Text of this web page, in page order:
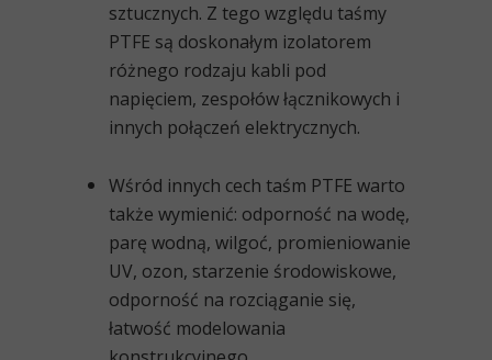
sztucznych. Z tego względu taśmy
PTFE są doskonałym izolatorem
różnego rodzaju kabli pod
napięciem, zespołów łącznikowych i
innych połączeń elektrycznych.
Wśród innych cech taśm PTFE warto
także wymienić: odporność na wodę,
parę wodną, wilgoć, promieniowanie
UV, ozon, starzenie środowiskowe,
odporność na rozciąganie się,
łatwość modelowania